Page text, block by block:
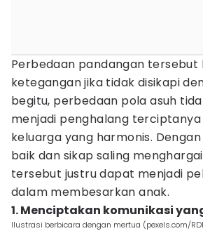
Perbedaan pandangan tersebut
ketegangan jika tidak disikapi
begitu, perbedaan pola asuh
menjadi penghalang terciptanya
keluarga yang harmonis.
baik dan sikap saling
tersebut justru dapat menjadi
dalam membesarkan anak.
1. Menciptakan komunikasi
Ilustrasi berbicara dengan mertua (pexels.com/